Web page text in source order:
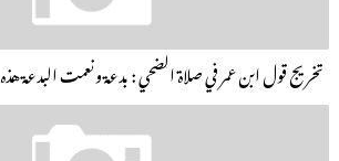
تخريج قول ابن عمر في صلاة الضحي : بدعة ونعمت البدعة هذه